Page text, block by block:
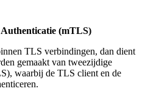
(mTLS)
TLS verbindingen, dan dient
gemaakt van tweezijdige
waarbij de TLS client en de